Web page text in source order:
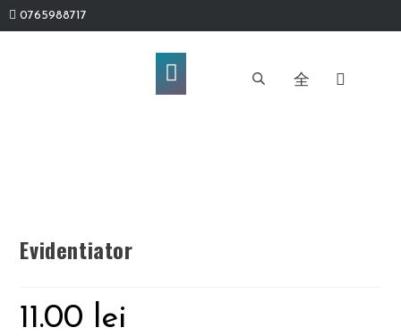
0765988717
Evidentiator
11.00 lei